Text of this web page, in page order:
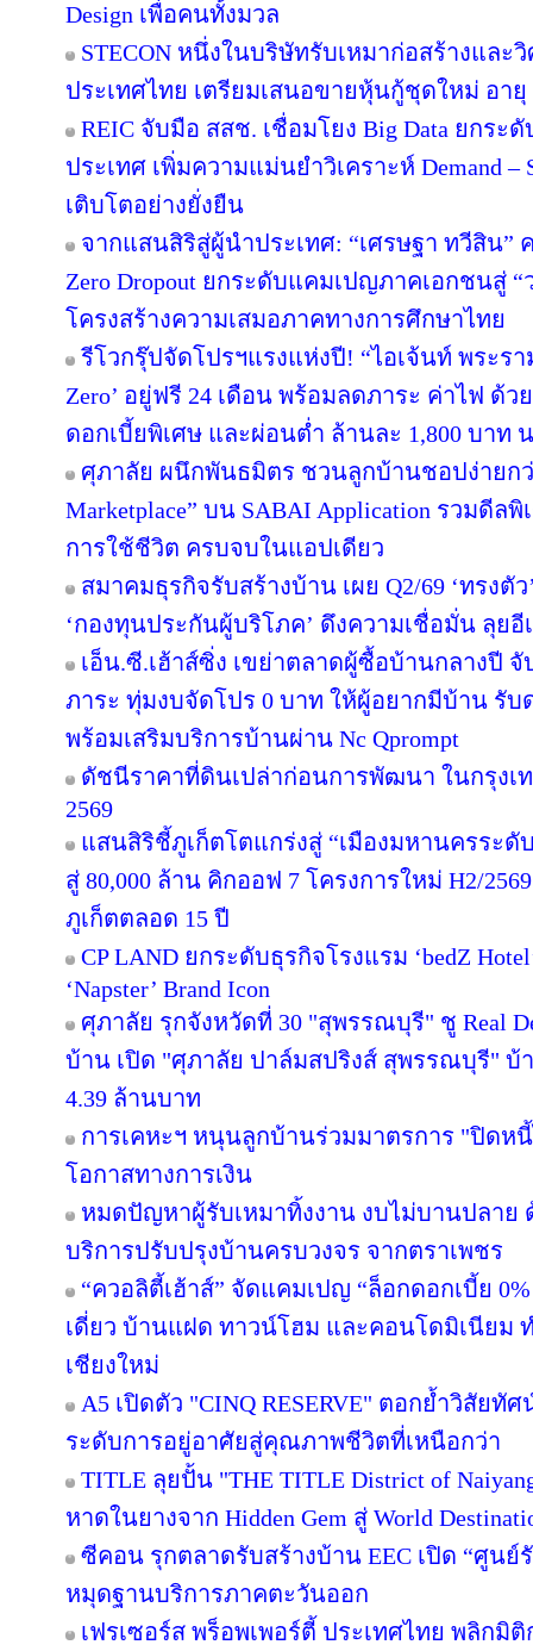
Design เพื่อคนทั้งมวล
STECON หนึ่งในบริษัทรับเหมาก่อสร้างแล
ประเทศไทย เตรียมเสนอขายหุ้นกู้ชุดใหม่ อา
REIC จับมือ สสช. เชื่อมโยง Big Data ยกร
ประเทศ เพิ่มความแม่นยำวิเคราะห์ Demand
เติบโตอย่างยั่งยืน
จากแสนสิริสู่ผู้นำประเทศ: “เศรษฐา ทวีสิน”
Zero Dropout ยกระดับแคมเปญภาคเอกชนสู่
โครงสร้างความเสมอภาคทางการศึกษาไทย
รีโวกรุ๊ปจัดโปรฯแรงแห่งปี! “ไอเจ้นท์ พระรา
Zero’ อยู่ฟรี 24 เดือน พร้อมลดภาระ ค่าไฟ ด้
ดอกเบี้ยพิเศษ และผ่อนต่ำ ล้านละ 1,800 บาท
ศุภาลัย ผนึกพันธมิตร ชวนลูกบ้านชอปง่ายกว่
Marketplace” บน SABAI Application รวมดีล
การใช้ชีวิต ครบจบในแอปเดียว
สมาคมธุรกิจรับสร้างบ้าน เผย Q2/69 ‘ทรง
‘กองทุนประกันผู้บริโภค’ ดึงความเชื่อมั่น ลุย
เอ็น.ซี.เฮ้าส์ซิ่ง เขย่าตลาดผู้ซื้อบ้านกลางปี
ภาระ ทุ่มงบจัดโปร 0 บาท ให้ผู้อยากมีบ้าน รับ
พร้อมเสริมบริการบ้านผ่าน Nc Qprompt
ดัชนีราคาที่ดินเปล่าก่อนการพัฒนา ในกรุงเ
2569
แสนสิริชี้ภูเก็ตโตแกร่งสู่ “เมืองมหานครระ
สู่ 80,000 ล้าน คิกออฟ 7 โครงการใหม่ H2/
ภูเก็ตตลอด 15 ปี
CP LAND ยกระดับธุรกิจโรงแรม ‘bedZ
‘Napster’ Brand Icon
ศุภาลัย รุกจังหวัดที่ 30 "สุพรรณบุรี" ชู Real
บ้าน เปิด "ศุภาลัย ปาล์มสปริงส์ สุพรรณบุรี" บ้
4.39 ล้านบาท
การเคหะฯ หนุนลูกบ้านร่วมมาตรการ "ปิดห
โอกาสทางการเงิน
หมดปัญหาผู้รับเหมาทิ้งงาน งบไม่บานปลาย ด้
บริการปรับปรุงบ้านครบวงจร จากตราเพชร
“ควอลิตี้เฮ้าส์” จัดแคมเปญ “ล็อกดอกเบี้ย
เดี่ยว บ้านแฝด ทาวน์โฮม และคอนโดมิเนียม
เชียงใหม่
A5 เปิดตัว "CINQ RESERVE" ตอกย้ำวิสัยทัศ
ระดับการอยู่อาศัยสู่คุณภาพชีวิตที่เหนือกว่า
TITLE ลุยปั้น "THE TITLE District of
หาดในยางจาก Hidden Gem สู่ World
ซีคอน รุกตลาดรับสร้างบ้าน EEC เปิด “ศูน
หมุดฐานบริการภาคตะวันออก
เฟรเซอร์ส พร็อพเพอร์ตี้ ประเทศไทย พลิกมิ